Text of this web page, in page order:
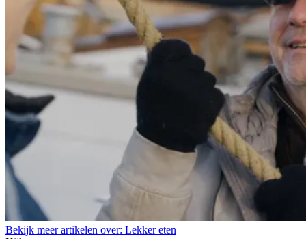
Bekijk meer artikelen over: Lekker eten